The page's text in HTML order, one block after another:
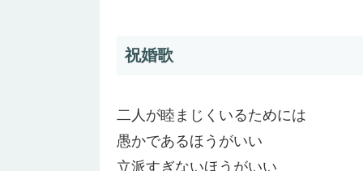
祝婚歌
二人が睦まじくいるためには
愚かであるほうがいい
立派すぎないほうがいい